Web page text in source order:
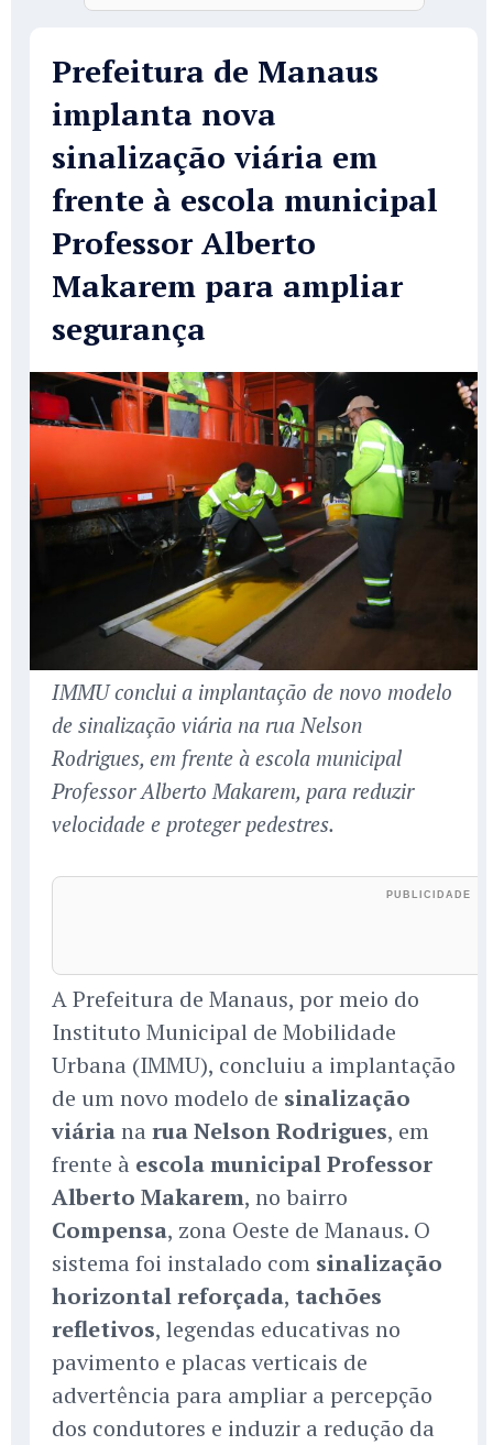
Prefeitura de Manaus
implanta nova
sinalização viária em
frente à escola municipal
Professor Alberto
Makarem para ampliar
segurança
IMMU conclui a implantação de novo modelo
de sinalização viária na rua Nelson
Rodrigues, em frente à escola municipal
Professor Alberto Makarem, para reduzir
velocidade e proteger pedestres.
A Prefeitura de Manaus, por meio do
Instituto Municipal de Mobilidade
Urbana (IMMU), concluiu a implantação
de um novo modelo de sinalização
viáriana rua Nelson Rodrigues, em
frente à escola municipal Professor
Alberto Makarem, no bairro
Compensa, zona Oeste de Manaus. O
sistema foi instalado com sinalização
horizontal reforçada, tachões
refletivos, legendas educativas no
pavimento e placas verticais de
advertência para ampliar a percepção
dos condutores e induzir a redução da